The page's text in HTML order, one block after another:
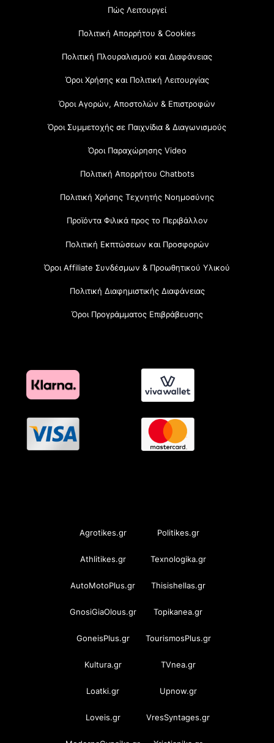
Πώς Λειτουργεί
Πολιτική Απορρήτου & Cookies
Πολιτική Πλουραλισμού και Διαφάνειας
Όροι Χρήσης και Πολιτική Λειτουργίας
Όροι Αγορών, Αποστολών & Επιστροφών
Όροι Συμμετοχής σε Παιχνίδια & Διαγωνισμούς
Όροι Παραχώρησης Video
Πολιτική Απορρήτου Chatbots
Πολιτική Χρήσης Τεχνητής Νοημοσύνης
Προϊόντα Φιλικά προς το Περιβάλλον
Πολιτική Εκπτώσεων και Προσφορών
Όροι Affiliate Συνδέσμων & Προωθητικού Υλικού
Πολιτική Διαφημιστικής Διαφάνειας
Όροι Προγράμματος Επιβράβευσης
Agrotikes.gr Politikes.gr
Athlitikes.gr Texnologika.gr
AutoMotoPlus.gr Thisishellas.gr
GnosiGiaOlous.gr Topikanea.gr
GoneisPlus.gr TourismosPlus.gr
Kultura.gr TVnea.gr
Loatki.gr Upnow.gr
Loveis.gr VresSyntages.gr